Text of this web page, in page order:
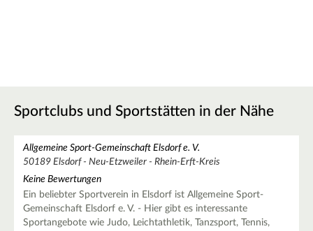
Sportclubs und Sportstätten in der Nähe
Allgemeine Sport-Gemeinschaft Elsdorf e. V.
50189 Elsdorf - Neu-Etzweiler - Rhein-Erft-Kreis
Keine Bewertungen
Ein beliebter Sportverein in Elsdorf ist Allgemeine Sport-
Gemeinschaft Elsdorf e. V. - Hier gibt es interessante
Sportangebote wie Judo, Leichtathletik, Tanzsport, Tennis,